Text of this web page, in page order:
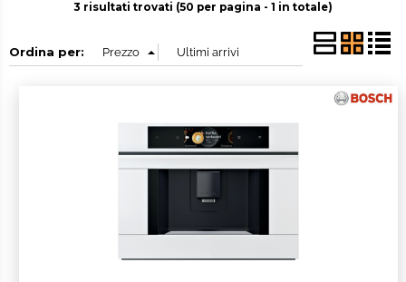
3 risultati trovati (50 per pagina - 1 in totale)
Ordina per: